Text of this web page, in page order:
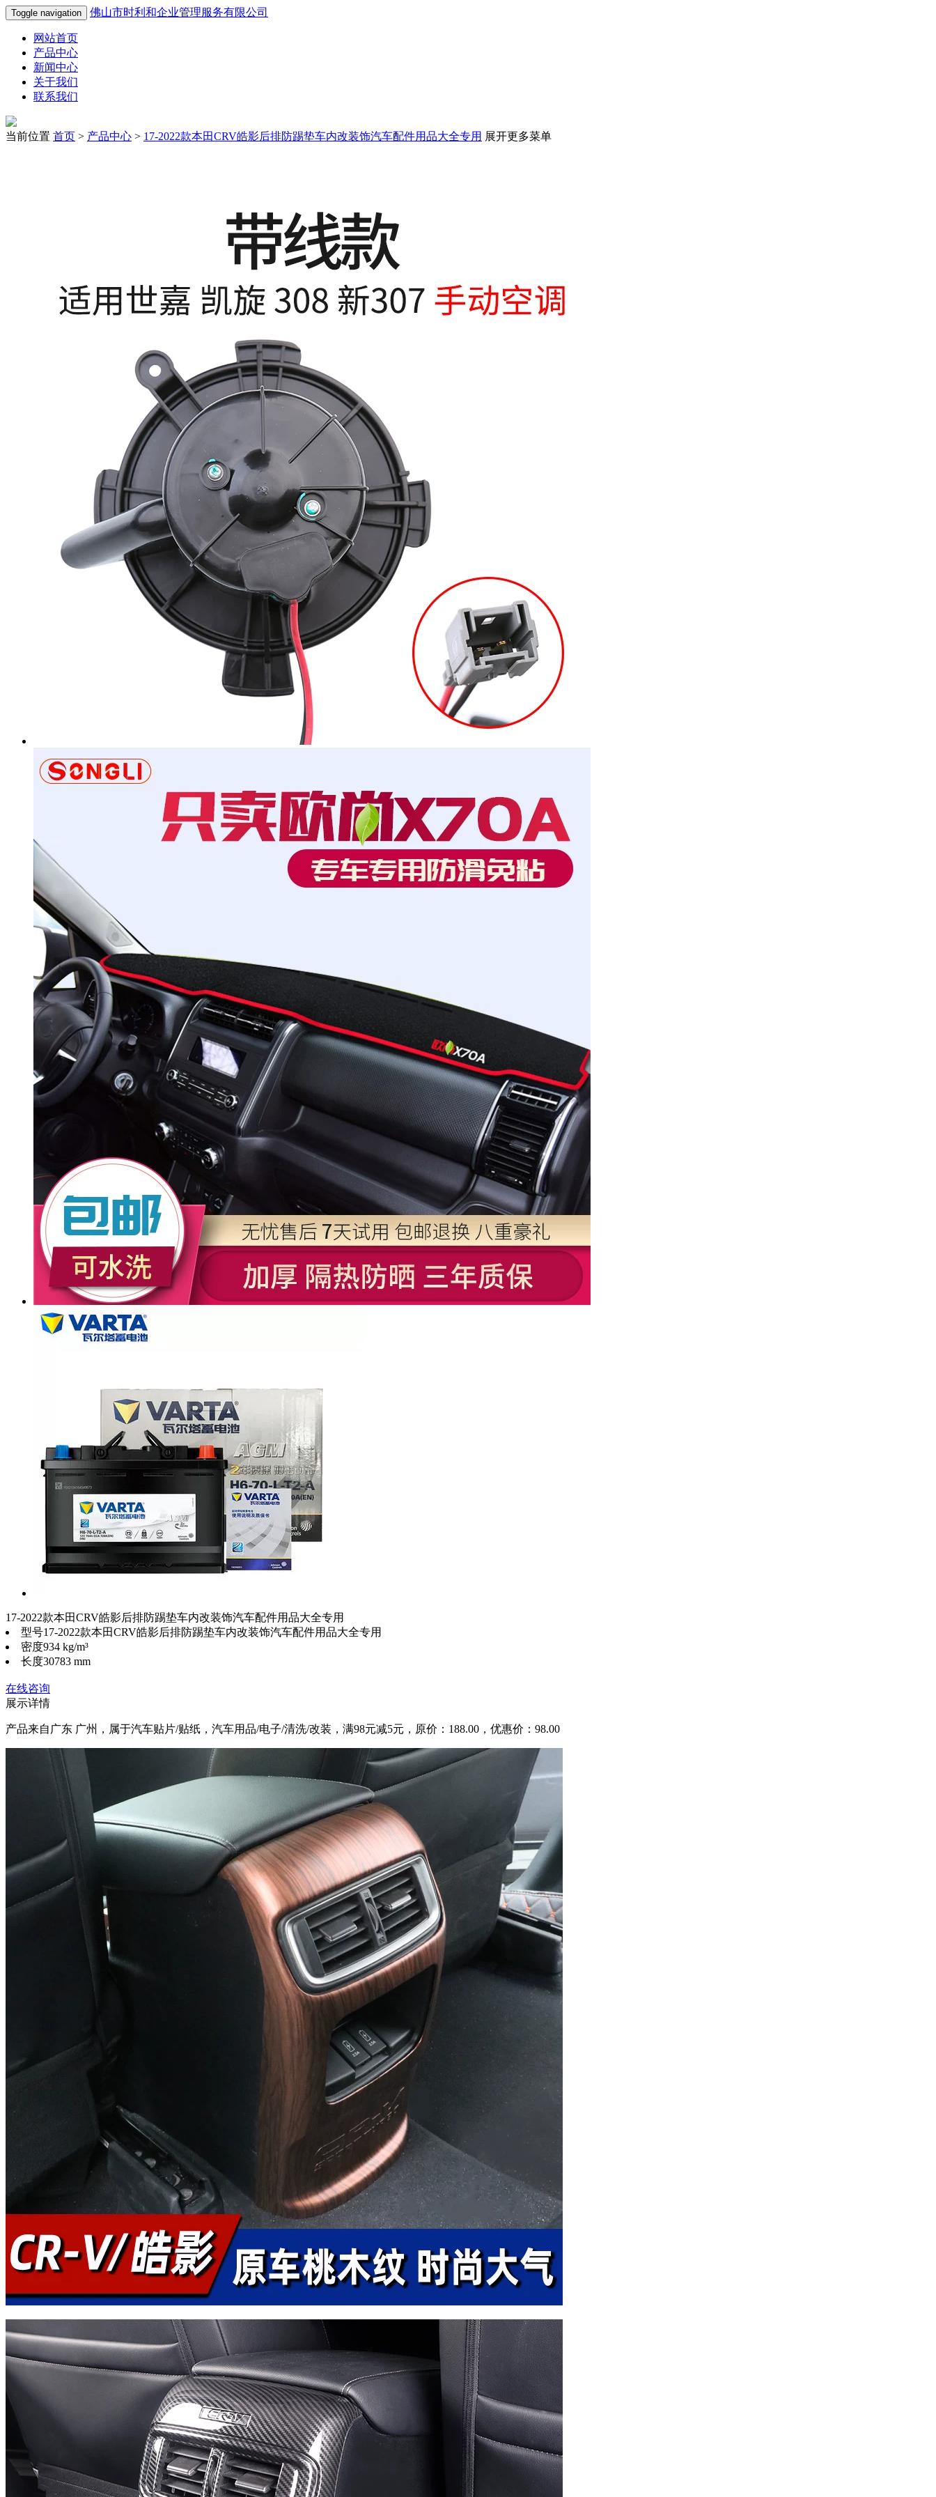
Toggle navigation 佛山市时利和企业管理服务有限公司
网站首页
产品中心
新闻中心
关于我们
联系我们
当前位置 首页 > 产品中心 > 17-2022款本田CRV皓影后排防踢垫车内改装饰汽车配件用品大全专用 展开更多菜单
17-2022款本田CRV皓影后排防踢垫车内改装饰汽车配件用品大全专用
型号17-2022款本田CRV皓影后排防踢垫车内改装饰汽车配件用品大全专用
密度934 kg/m³
长度30783 mm
在线咨询
展示详情
产品来自广东 广州，属于汽车贴片/贴纸，汽车用品/电子/清洗/改装，满98元减5元，原价：188.00，优惠价：98.00